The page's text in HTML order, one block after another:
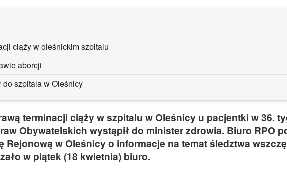
ciąży w oleśnickim szpitalu
aborcji
do szpitala w Oleśnicy
terminacji ciąży w szpitalu w Oleśnicy u pacjentki w 36.
Obywatelskich wystąpił do minister zdrowia. Biuro RPO
Rejonową w Oleśnicy o informacje na temat śledztwa
w piątek (18 kwietnia) biuro.